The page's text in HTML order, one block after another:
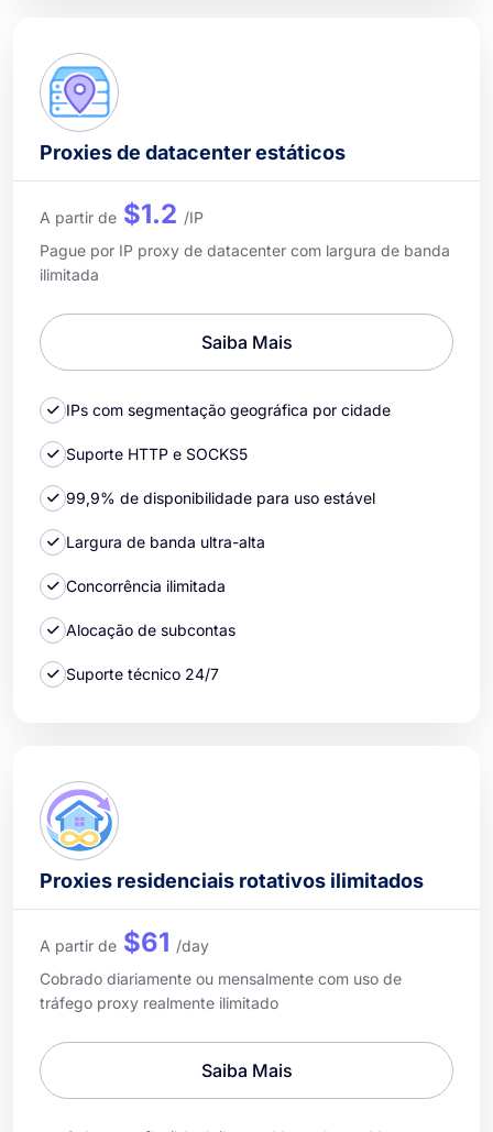
Proxies de datacenter estáticos
A partir de $1.2 /IP
Pague por IP proxy de datacenter com largura de banda
ilimitada
Saiba Mais
IPs com segmentação geográfica por cidade
Suporte HTTP e SOCKS5
99,9% de disponibilidade para uso estável
Largura de banda ultra-alta
Concorrência ilimitada
Alocação de subcontas
Suporte técnico 24/7
Proxies residenciais rotativos ilimitados
A partir de $61 /day
Cobrado diariamente ou mensalmente com uso de
tráfego proxy realmente ilimitado
Saiba Mais